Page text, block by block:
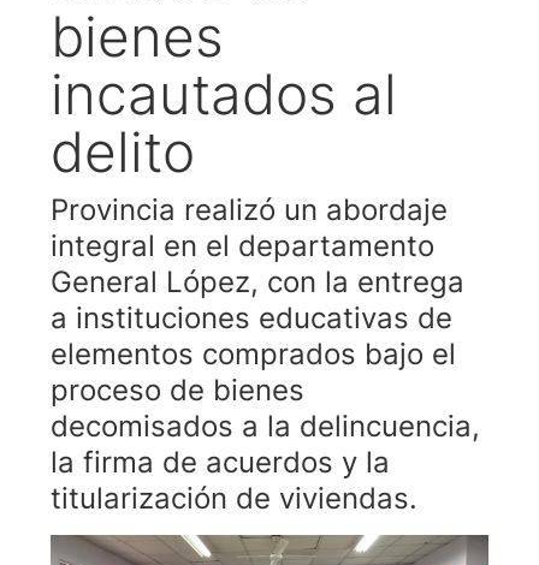
bienes
incautados al
delito
Provincia realizó un abordaje
integral en el departamento
General López, con la entrega
a instituciones educativas de
elementos comprados bajo el
proceso de bienes
decomisados a la delincuencia,
la firma de acuerdos y la
titularización de viviendas.